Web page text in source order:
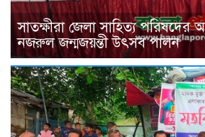
সাতক্ষীরা জেলা সাহিত্য পরিষদের
নজরুল জন্মজয়ন্তী উৎসব পালন